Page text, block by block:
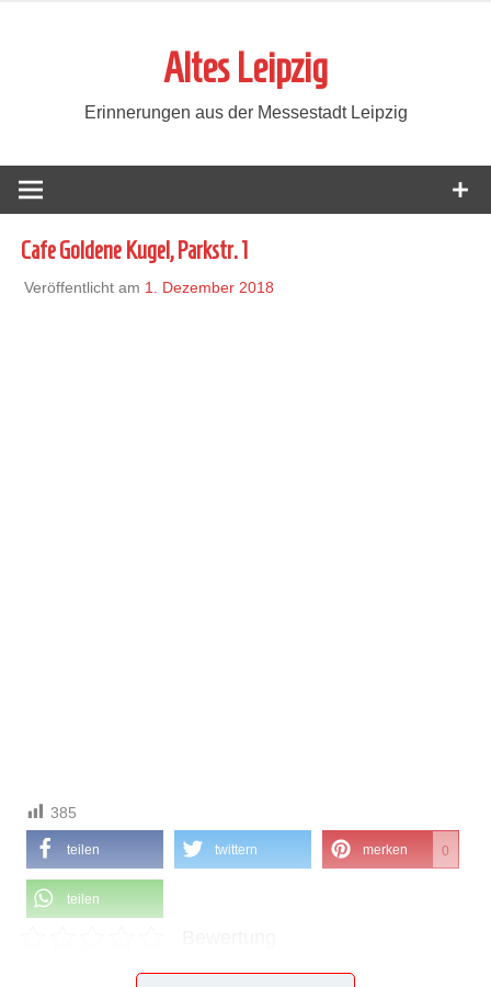
Altes Leipzig
Erinnerungen aus der Messestadt Leipzig
Cafe Goldene Kugel, Parkstr. 1
Veröffentlicht am 1. Dezember 2018
385
teilen twittern merken 0
teilen